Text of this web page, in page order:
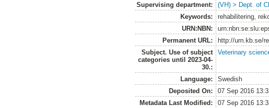
Supervising department:
(VH) > Dept. of
Keywords:
rehabilitering,
URN:NBN:
Permanent URL:
http://urn.kb.se/
Subject. Use of subject
categories until 2023-04-
30.:
Veterinary
Language:
Swedish
Deposited On:
07 Sep 2016
Metadata Last Modified:
07 Sep 2016